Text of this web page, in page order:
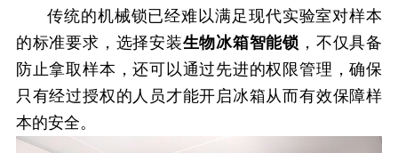
传统的机械锁已经难以满足现代实验室对样本
的标准要求，选择安装生物冰箱智能锁 ，不仅具备
防止拿取样本，还可以通过先进的权限管理，确保
只有经过授权的人员才能开启冰箱从而有效保障样
本的安全。